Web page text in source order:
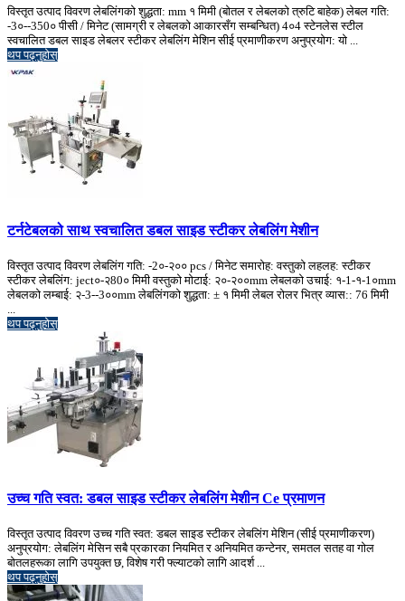
विस्तृत उत्पाद विवरण लेबलिंगको शुद्धता: mm १ मिमी (बोतल र लेबलको त्रुटि बाहेक) लेबल गति:
-3०--350० पीसी / मिनेट (सामग्री र लेबलको आकारसँग सम्बन्धित) 4०4 स्टेनलेस स्टील
स्वचालित डबल साइड लेबलर स्टीकर लेबलिंग मेशिन सीई प्रमाणीकरण अनुप्रयोग: यो ...
थप पढ्नुहोस्
टर्नटेबलको साथ स्वचालित डबल साइड स्टीकर लेबलिंग मेशीन
विस्तृत उत्पाद विवरण लेबलिंग गति: -2०-२०० pcs / मिनेट समारोह: वस्तुको लहलह: स्टीकर
स्टीकर लेबलिंग: ject०-२80० मिमी वस्तुको मोटाई: २०-२००mm लेबलको उचाई: १-1-१-1०mm
लेबलको लम्बाई: २-3--3००mm लेबलिंगको शुद्धता: ± १ मिमी लेबल रोलर भित्र व्यास:: 76 मिमी
थप पढ्नुहोस्
उच्च गति स्वत: डबल साइड स्टीकर लेबलिंग मेशीन Ce प्रमाणन
विस्तृत उत्पाद विवरण उच्च गति स्वत: डबल साइड स्टीकर लेबलिंग मेशिन (सीई प्रमाणीकरण)
अनुप्रयोग: लेबलिंग मेसिन सबै प्रकारका नियमित र अनियमित कन्टेनर, समतल सतह वा गोल
बोतलहरूका लागि उपयुक्त छ, विशेष गरी फ्ल्याटको लागि आदर्श ...
थप पढ्नुहोस्